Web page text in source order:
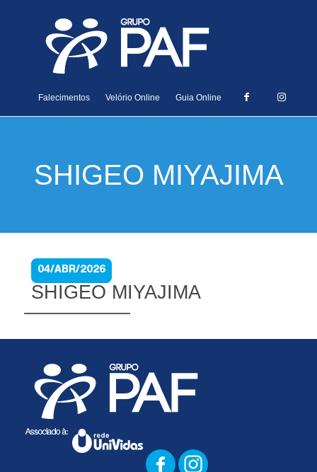
Falecimentos Velório Online Guia Online
SHIGEO MIYAJIMA
04/ABR/2026
SHIGEO MIYAJIMA